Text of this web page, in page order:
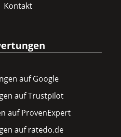
Kontakt
auf Google
auf Trustpilot
auf ProvenExpert
auf ratedo.de